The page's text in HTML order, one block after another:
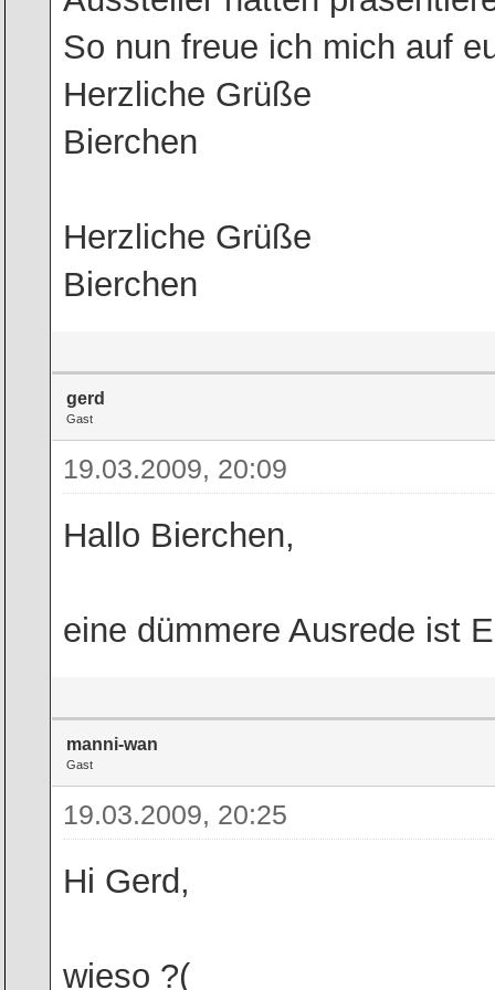
So nun freue ich mich auf
Herzliche Grüße
Bierchen
Herzliche Grüße
Bierchen
gerd
Gast
19.03.2009, 20:09
Hallo Bierchen,
eine dümmere Ausrede ist
manni-wan
Gast
19.03.2009, 20:25
Hi Gerd,
wieso ?(